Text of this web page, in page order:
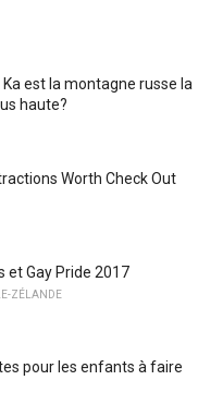
Ka est la montagne russe la
haute?
Worth Check Out
et Gay Pride 2017
ZÉLANDE
pour les enfants à faire